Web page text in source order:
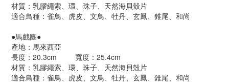
適合鳥種：雀鳥、虎皮、文鳥、牡丹、玄鳳、錐尾、和尚
●馬戲團●
產地：馬來西亞
長度：20.3cm         寬度：25.4cm
適合鳥種：雀鳥、虎皮、文鳥、牡丹、玄鳳、錐尾、和尚